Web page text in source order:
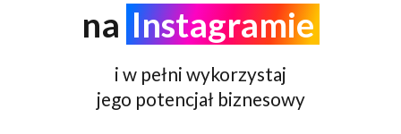
na Instagramie
i w pełni wykorzystaj
jego potencjał biznesowy